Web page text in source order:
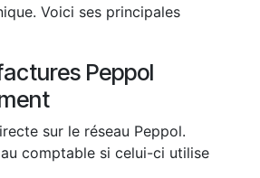
Voici ses principales
Peppol
sur le réseau Peppol.
comptable si celui-ci utilise